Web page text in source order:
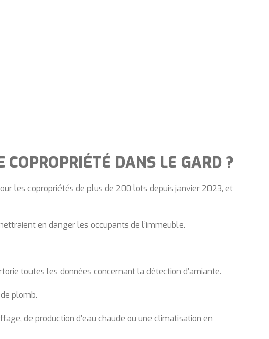
DANS LE GARD ?
les copropriétés de plus de 200 lots depuis janvier 2023, et
en danger les occupants de l’immeuble.
toutes les données concernant la détection d’amiante.
plomb.
de production d’eau chaude ou une climatisation en